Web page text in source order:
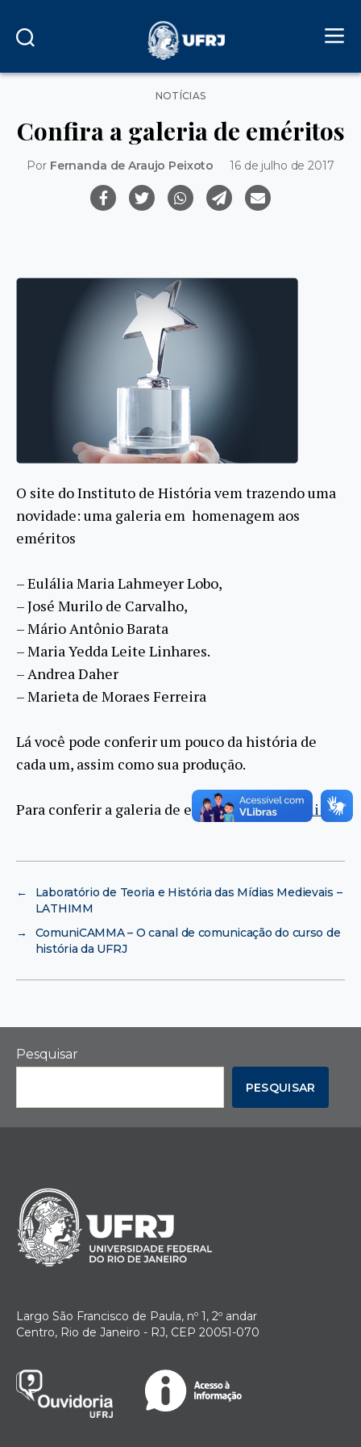
Categorias
NOTÍCIAS
Confira a galeria de eméritos
Por Fernanda de Araujo Peixoto 16 de julho de 2017
O site do Instituto de História vem trazendo uma
novidade: uma galeria em homenagem aos
eméritos
– Eulália Maria Lahmeyer Lobo,
– José Murilo de Carvalho,
– Mário Antônio Barata
– Maria Yedda Leite Linhares.
– Andrea Daher
– Marieta de Moraes Ferreira
Lá você pode conferir um pouco da história de
cada um, assim como sua produção.
Para conferir a galeria de emeritos cliqueaqui .
←
Laboratório de Teoria e História das Mídias Medievais –
LATHIMM
→
ComuniCAMMA – O canal de comunicação do curso de
história da UFRJ
Pesquisar
PESQUISAR
Largo São Francisco de Paula, nº 1, 2º andar
Centro, Rio de Janeiro - RJ, CEP 20051-070